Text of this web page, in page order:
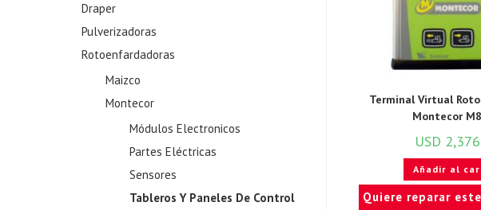
Draper
Pulverizadoras
Rotoenfardadoras
Maizco
Montecor
Módulos Electronicos
Partes Eléctricas
Sensores
Tableros Y Paneles De Control
Terminal Virtual
Montecor
USD
Añadir al
Quiere reparar